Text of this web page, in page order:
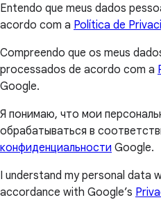
Entendo que meus dados
acordo com a Política de
Compreendo que os meus
processados de acordo com a
Google.
Я понимаю, что мои
обрабатываться в
конфиденциальности Google.
I understand my personal data
accordance with Google’s